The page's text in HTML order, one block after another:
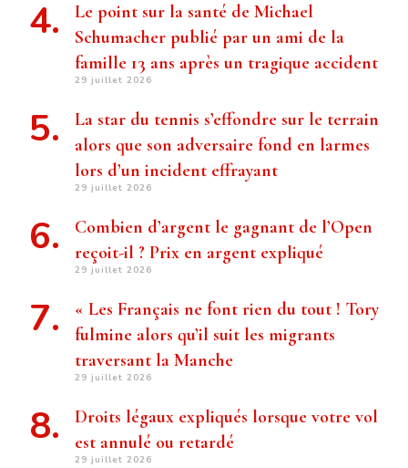
Le point sur la santé de Michael
Schumacher publié par un ami de la
famille 13 ans après un tragique accident
29 juillet 2026
La star du tennis s’effondre sur le terrain
alors que son adversaire fond en larmes
lors d’un incident effrayant
29 juillet 2026
Combien d’argent le gagnant de l’Open
reçoit-il ? Prix ​​en argent expliqué
29 juillet 2026
« Les Français ne font rien du tout ! Tory
fulmine alors qu’il suit les migrants
traversant la Manche
29 juillet 2026
Droits légaux expliqués lorsque votre vol
est annulé ou retardé
29 juillet 2026